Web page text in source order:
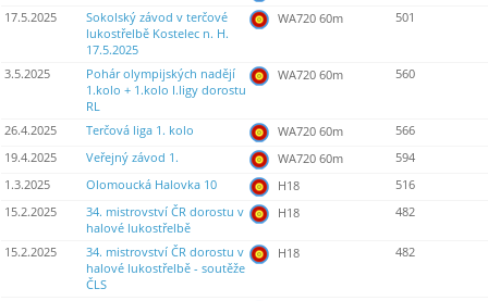
17.5.2025
Sokolský závod v terčové
lukostřelbě Kostelec n. H.
17.5.2025
WA720 60m 501
3.5.2025
Pohár olympijských nadějí
1.kolo + 1.kolo I.ligy dorostu
RL
WA720 60m 560
26.4.2025 Terčová liga 1. kolo WA720 60m
566
19.4.2025
Veřejný závod 1. WA720 60m
594
1.3.2025
Olomoucká Halovka 10 H18
516
15.2.2025
34. mistrovství ČR dorostu v
halové lukostřelbě
H18 482
15.2.2025
34. mistrovství ČR dorostu v
halové lukostřelbě - soutěže
ČLS
H18 482